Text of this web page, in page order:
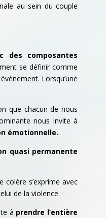
au sein du couple
des composantes
se définir comme
Lorsqu’une
que chacun de nous
nous invite à
émotionnelle.
quasi permanente
colère s’exprime avec
de la violence.
à prendre l’entière